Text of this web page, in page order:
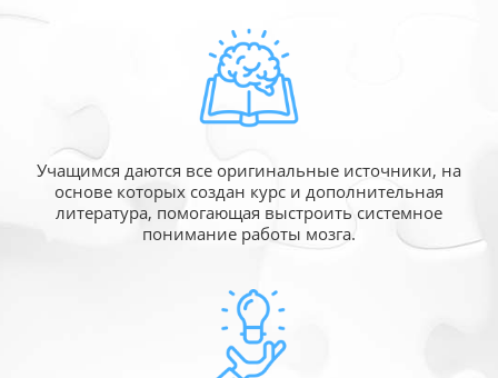
Учащимся даются все оригинальные источники, на
основе которых создан курс и дополнительная
литература, помогающая выстроить системное
понимание работы мозга.